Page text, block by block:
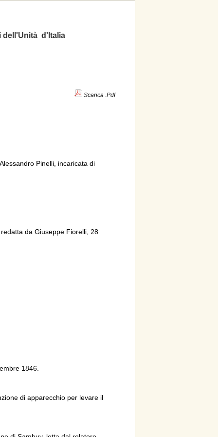
dell'Unità d'Italia
Scarica .Pdf
Pinelli, incaricata di
da Giuseppe Fiorelli, 28
1846.
di apparecchio per levare il